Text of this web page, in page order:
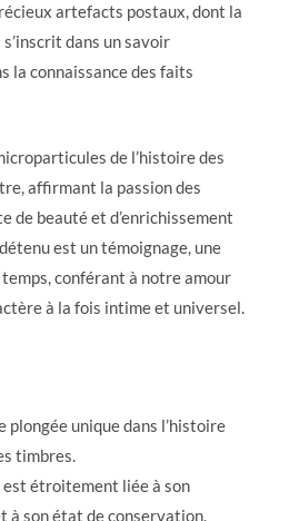
artefacts postaux, dont la
dans un savoir
la connaissance des faits
de l’histoire des
affirmant la passion des
de beauté et d’enrichissement
détenu est un témoignage, une
conférant à notre amour
à la fois intime et universel.
plongée unique dans l’histoire
timbres.
est étroitement liée à son
à son état de conservation.